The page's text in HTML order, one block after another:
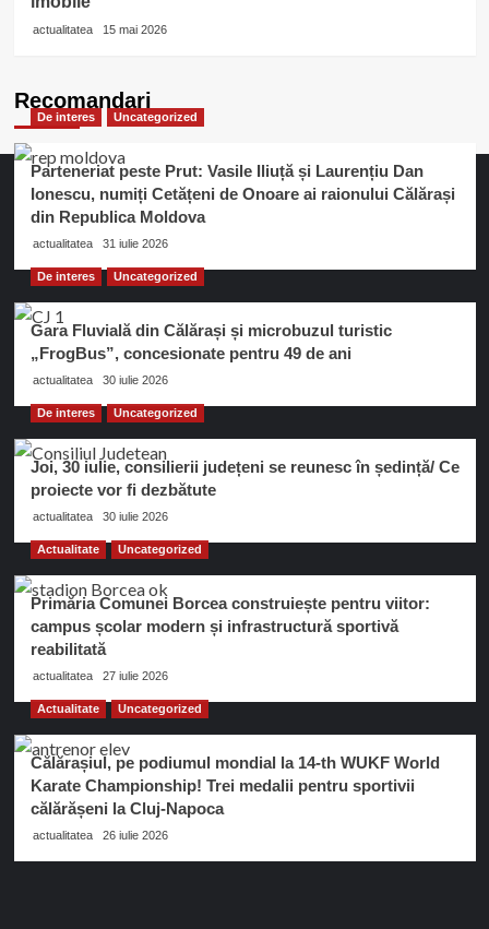
actualitatea 15 mai 2026
Recomandari
De interes Uncategorized
Parteneriat peste Prut: Vasile Iliuță și Laurențiu Dan
Ionescu, numiți Cetățeni de Onoare ai raionului Călărași
din Republica Moldova
actualitatea 31 iulie 2026
De interes Uncategorized
Gara Fluvială din Călărași și microbuzul turistic
„FrogBus”, concesionate pentru 49 de ani
actualitatea 30 iulie 2026
De interes Uncategorized
Joi, 30 iulie, consilierii județeni se reunesc în ședință/ Ce
proiecte vor fi dezbătute
actualitatea 30 iulie 2026
Actualitate Uncategorized
Primăria Comunei Borcea construiește pentru viitor:
campus școlar modern și infrastructură sportivă
reabilitată
actualitatea 27 iulie 2026
Actualitate Uncategorized
Călărașiul, pe podiumul mondial la 14-th WUKF World
Karate Championship! Trei medalii pentru sportivii
călărășeni la Cluj-Napoca
actualitatea 26 iulie 2026